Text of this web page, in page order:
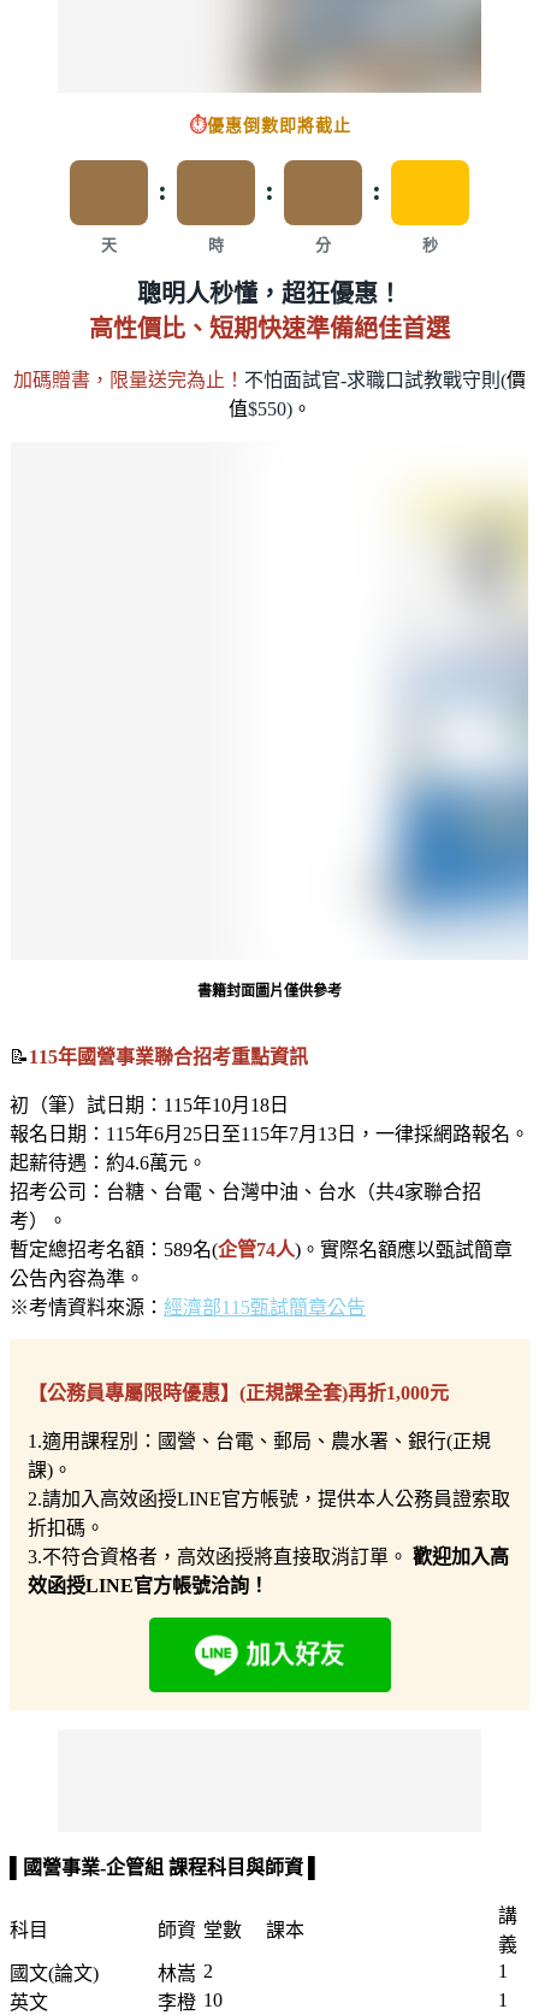
⏱️優惠倒數即將截止
天
:
時
:
分
:
秒
聰明人秒懂，超狂優惠！
高性價比、短期快速準備絕佳首選
加碼贈書，限量送完為止！ 不怕面試官-求職口試教戰守則(價
值$550)。
書籍封面圖片僅供參考
📝115年國營事業聯合招考重點資訊
初（筆）試日期：115年10月18日
報名日期：115年6月25日至115年7月13日，一律採網路報名。
起薪待遇：約4.6萬元。
招考公司：台糖、台電、台灣中油、台水（共4家聯合招
考）。
暫定總招考名額：589名(企管74人)。實際名額應以甄試簡章
公告內容為準。
※考情資料來源： 經濟部115甄試簡章公告
【公務員專屬限時優惠】(正規課全套)再折1,000元
1.適用課程別：國營、台電、郵局、農水署、銀行(正規
課)。
2.請加入高效函授LINE官方帳號，提供本人公務員證索取
折扣碼。
3.不符合資格者，高效函授將直接取消訂單。 歡迎加入高
效函授LINE官方帳號洽詢！
國營事業-企管組 課程科目與師資 ▌
科目 師資 堂數 課本
講
義
國文(論文)
林嵩 2
1
英文
李橙 10 1